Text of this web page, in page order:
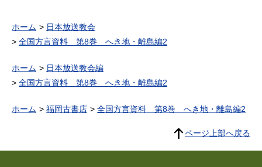
ホーム
日本放送教会
全国方言資料 第8巻 へき地・離島編2
ホーム
日本放送教会編
全国方言資料 第8巻 へき地・離島編2
ホーム 福岡古書店 全国方言資料 第8巻 へき地・離島編2
ページ上部へ戻る